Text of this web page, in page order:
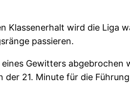
Klassenerhalt wird die Liga
passieren.
Gewitters
21. Minute für die